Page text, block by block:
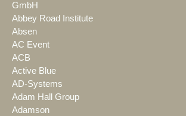
GmbH
Abbey Road Institute
Absen
AC Event
ACB
Active Blue
AD-Systems
Adam Hall Group
Adamson